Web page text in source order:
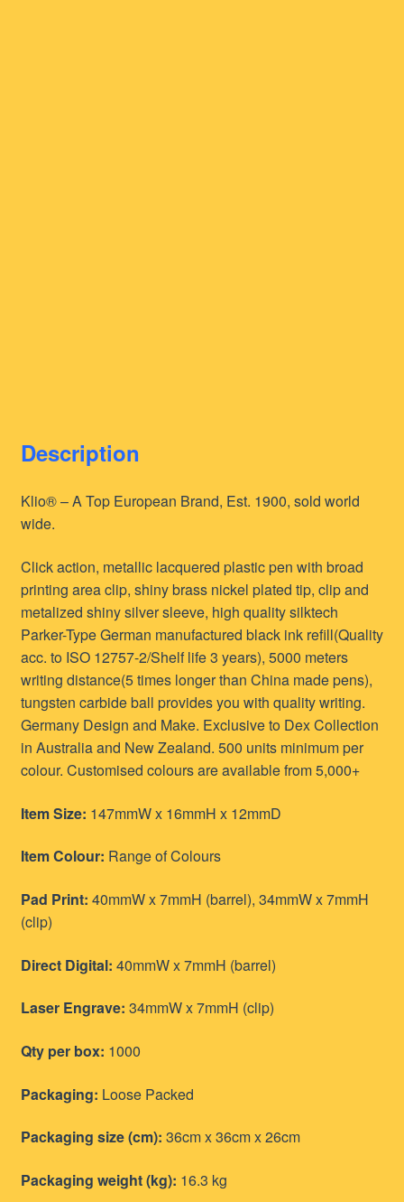
Description
Klio® – A Top European Brand, Est. 1900, sold world
wide.
Click action, metallic lacquered plastic pen with broad
printing area clip, shiny brass nickel plated tip, clip and
metalized shiny silver sleeve, high quality silktech
Parker-Type German manufactured black ink refill(Quality
acc. to ISO 12757-2/Shelf life 3 years), 5000 meters
writing distance(5 times longer than China made pens),
tungsten carbide ball provides you with quality writing.
Germany Design and Make. Exclusive to Dex Collection
in Australia and New Zealand. 500 units minimum per
colour. Customised colours are available from 5,000+
Item Size: 147mmW x 16mmH x 12mmD
Item Colour: Range of Colours
Pad Print: 40mmW x 7mmH (barrel), 34mmW x 7mmH
(clip)
Direct Digital: 40mmW x 7mmH (barrel)
Laser Engrave: 34mmW x 7mmH (clip)
Qty per box: 1000
Packaging: Loose Packed
Packaging size (cm): 36cm x 36cm x 26cm
Packaging weight (kg): 16.3 kg